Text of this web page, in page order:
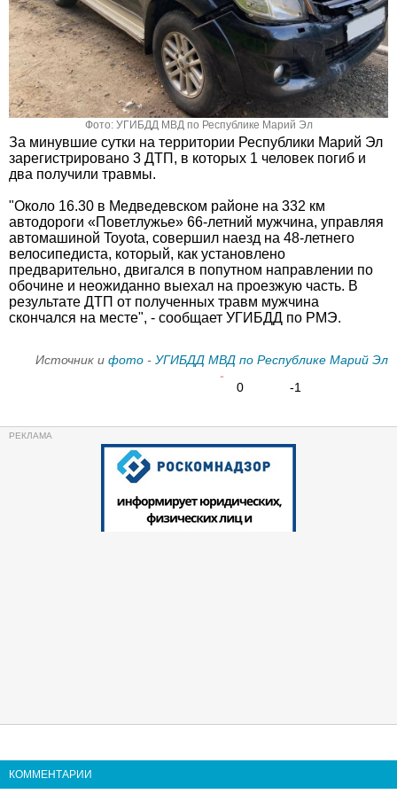
Фото: УГИБДД МВД по Республике Марий Эл
За минувшие сутки на территории Республики Марий Эл
зарегистрировано 3 ДТП, в которых 1 человек погиб и
два получили травмы.
"Около 16.30 в Медведевском районе на 332 км
автодороги «Поветлужье» 66-летний мужчина, управляя
автомашиной Toyota, совершил наезд на 48-летнего
велосипедиста, который, как установлено
предварительно, двигался в попутном направлении по
обочине и неожиданно выехал на проезжую часть. В
результате ДТП от полученных травм мужчина
скончался на месте", - сообщает УГИБДД по РМЭ.
Источник и фото - УГИБДД МВД по Республике Марий Эл
0
-1
КОММЕНТАРИИ